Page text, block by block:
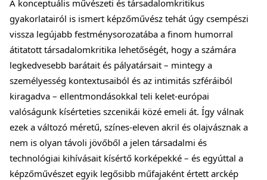
A konceptuális művészeti és társadalomkritikus
gyakorlatairól is ismert képzőművész tehát úgy csempészi
vissza legújabb festménysorozatába a finom humorral
átitatott társadalomkritika lehetőségét, hogy a számára
legkedvesebb barátait és pályatársait – mintegy a
személyesség kontextusaiból és az intimitás szféráiból
kiragadva – ellentmondásokkal teli kelet-európai
valóságunk kísérteties szcenikái közé emeli át. Így válnak
ezek a változó méretű, színes-eleven akril és olajvásznak a
nem is olyan távoli jövőből a jelen társadalmi és
technológiai kihívásait kísértő korképekké – és egyúttal a
képzőművészet egyik legősibb műfajaként értett arckép